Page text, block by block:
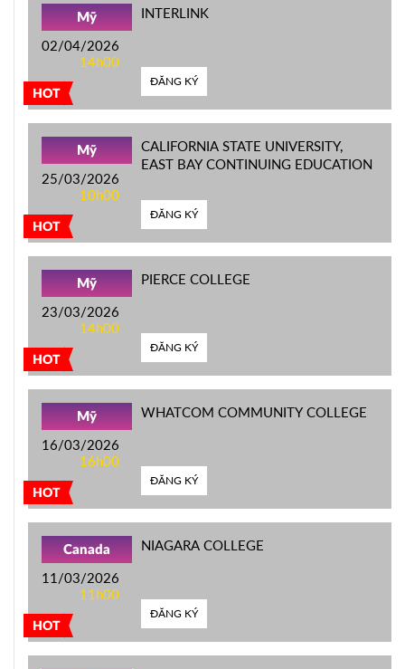
HOT
Mỹ
02/04/2026
14h00
INTERLINK
ĐĂNG KÝ
HOT
Mỹ
25/03/2026
10h00
CALIFORNIA STATE UNIVERSITY,
EAST BAY CONTINUING EDUCATION
ĐĂNG KÝ
HOT
Mỹ
23/03/2026
14h00
PIERCE COLLEGE
ĐĂNG KÝ
HOT
Mỹ
16/03/2026
16h00
WHATCOM COMMUNITY COLLEGE
ĐĂNG KÝ
HOT
Canada
11/03/2026
11h00
NIAGARA COLLEGE
ĐĂNG KÝ